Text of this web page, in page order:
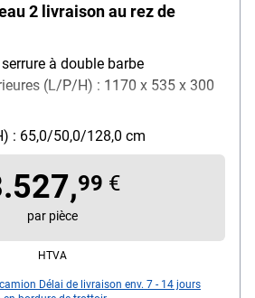
2 livraison au rez de
à double barbe
(L/P/H) : 1170 x 535 x 300
au sol
: 65,0/50,0/128,0 cm
99 €
par pièce
HTVA
Délai de livraison env. 7 - 14 jours